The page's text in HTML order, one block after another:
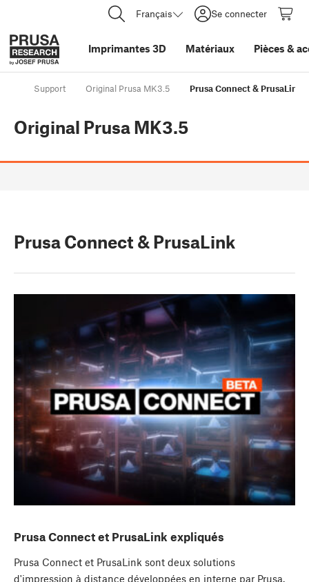
Français Se connecter
Imprimantes 3D Matériaux Pièces &
Support Original Prusa MK3.5 Prusa Connect & PrusaLink
Original Prusa MK3.5
Prusa Connect & PrusaLink
Prusa Connect et PrusaLink expliqués
Prusa Connect et PrusaLink sont deux solutions
d'impression à distance développées en interne par Prusa.